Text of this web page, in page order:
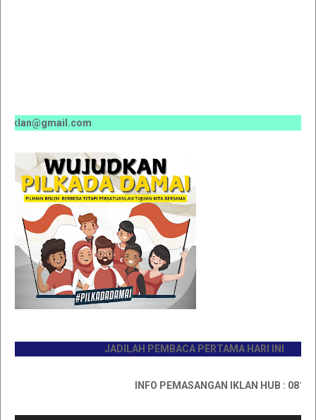
JADILAH PEMBACA PERTAMA HARI INI
INFO PEMASANGAN IKLAN HUB :